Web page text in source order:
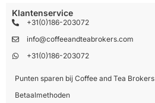
Klantenservice
+31(0)186-203072
info@coffeeandteabrokers.com
+31(0)186-203072
Punten sparen bij Coffee and Tea Brokers
Betaalmethoden